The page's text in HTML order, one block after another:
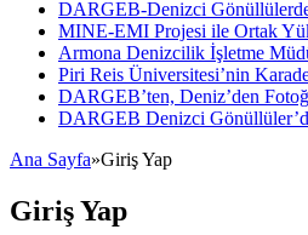
DARGEB-Denizci
MINE-EMI Projesi ile Ortak
Armona Denizcilik İşletme
Piri Reis Üniversitesi’nin
DARGEB’ten, Deniz’den
DARGEB Denizci
Ana Sayfa»Giriş Yap
Giriş Yap